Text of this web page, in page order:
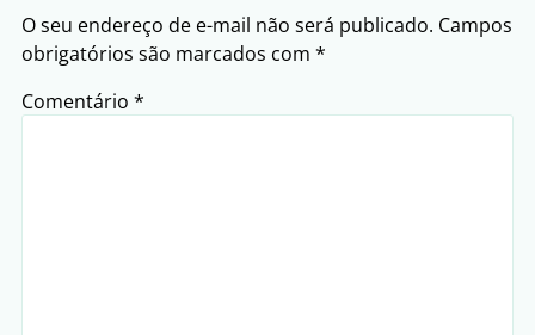
O seu endereço de e-mail não será publicado. Campos
obrigatórios são marcados com *
Comentário *